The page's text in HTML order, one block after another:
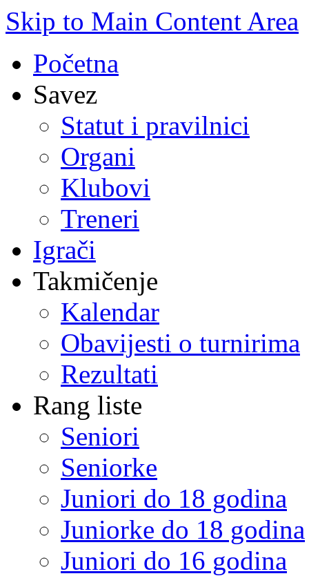
Skip to Main Content Area
Početna
Savez
Statut i pravilnici
Organi
Klubovi
Treneri
Igrači
Takmičenje
Kalendar
Obavijesti o turnirima
Rezultati
Rang liste
Seniori
Seniorke
Juniori do 18 godina
Juniorke do 18 godina
Juniori do 16 godina